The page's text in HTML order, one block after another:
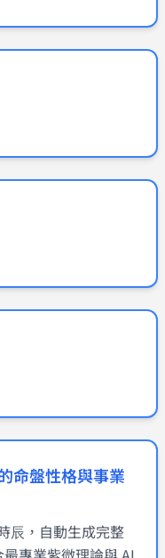
命盤性格與事業
辰，自動生成完整